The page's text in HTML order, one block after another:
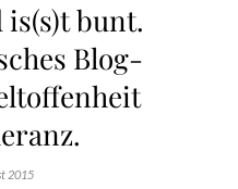
bunt.
Blog-
2015